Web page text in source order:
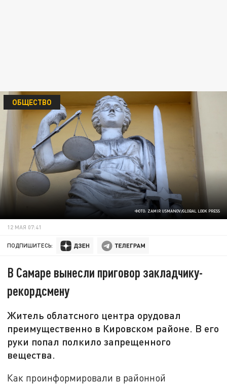
ФОТО: ZAMIR USMANOV/GLOBAL LOOK PRESS
ОБЩЕСТВО
12 МАЯ 07:41
ПОДПИШИТЕСЬ:
В Самаре вынесли приговор закладчику-
рекордсмену
Житель облатсного центра орудовал
преимущественно в Кировском районе. В его
руки попал полкило запрещенного
вещества.
Как проинформировали в районной